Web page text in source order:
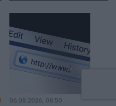
1 06.08.2026, 08:50